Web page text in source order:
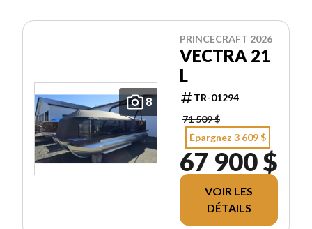
8
PRINCECRAFT 2026
VECTRA 21
L
TR-01294
71 509 $
Épargnez 3 609 $
67 900 $
VOIR LES
DÉTAILS